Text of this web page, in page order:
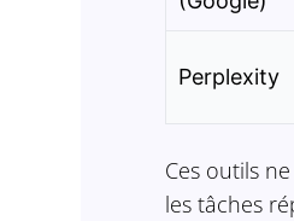
Perplexity
Ces outils
les tâches